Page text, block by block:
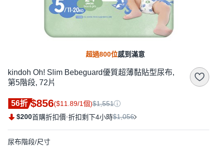
超過800位感到滿意
kindoh Oh! Slim Bebeguard優質超薄黏貼型尿布,
第5階段, 72片
56折 $856($11.89/1個)$1,551
$200首購折扣價·折扣剩下4小時$1,056
尿布階段/尺寸